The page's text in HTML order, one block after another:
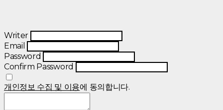
Writer
Email
Password
Confirm Password
개인정보 수집 및 이용에 동의합니다.